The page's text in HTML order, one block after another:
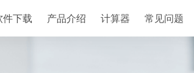
件下载 产品介绍 计算器 常见问题